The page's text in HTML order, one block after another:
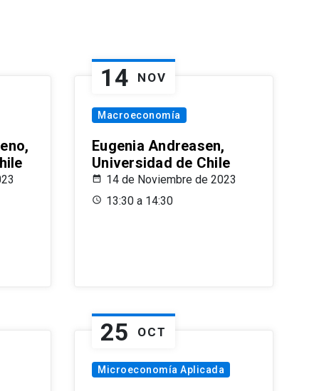
14 NOV
Macroeconomía
Eugenia Andreasen,
Universidad de Chile
14 de Noviembre de 2023
13:30 a 14:30
25 OCT
Microeconomía Aplicada